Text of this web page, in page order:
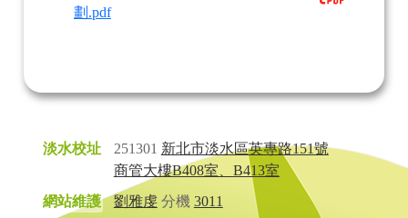
劃.pdf
淡水校址 251301 新北市淡水區英專路151號
商管大樓B408室、B413室
網站維護
劉雅虔分機 3011